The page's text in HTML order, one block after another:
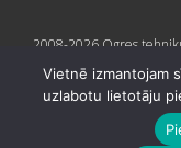
2008-2026 Ogres
Vietnē izmantojam
uzlabotu lietotāju